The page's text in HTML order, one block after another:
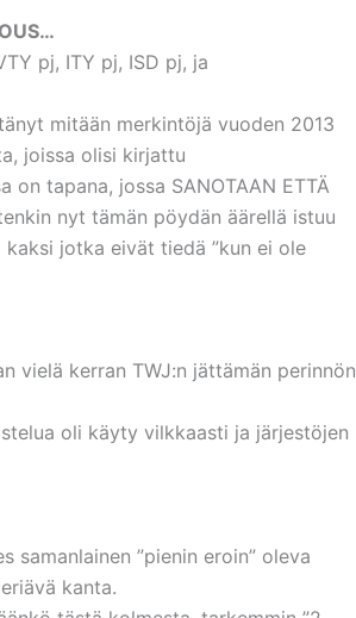
pj, ITY pj, ISD pj, ja
mitään merkintöjä vuoden 2013
joissa olisi kirjattu
on tapana, jossa SANOTAAN ETTÄ
nyt tämän pöydän äärellä istuu
jotka eivät tiedä ”kun ei ole
vielä kerran TWJ:n jättämän perinnön
oli käyty vilkkaasti ja järjestöjen
samanlainen ”pienin eroin” oleva
kanta.